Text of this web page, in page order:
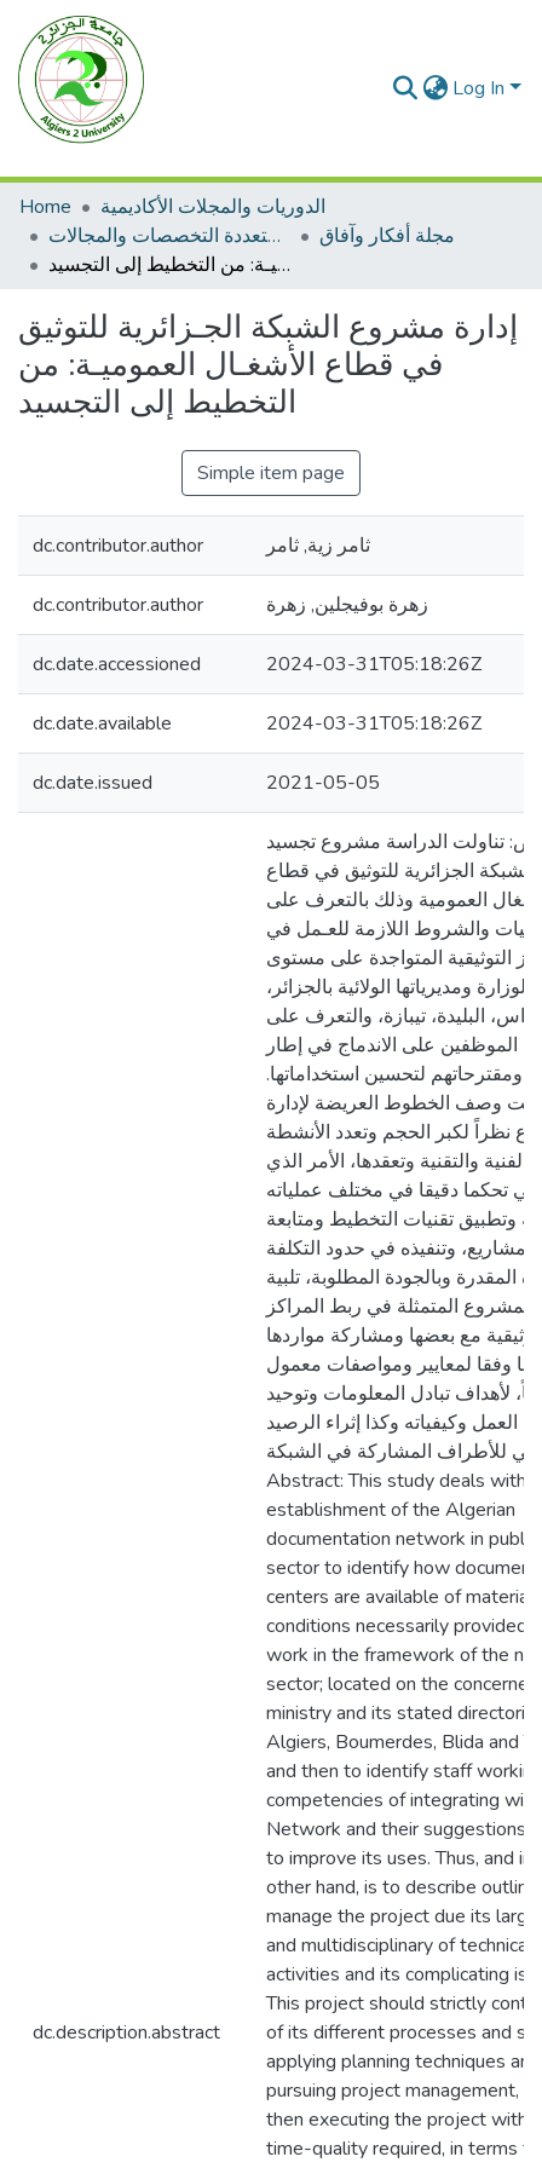
Log In
Home
الدوريات والمجلات الأكاديمية
مجلات متعددة التخصصات والمجالات
مجلة أفكار وآفاق
إدارة مشروع الشبكة الجـزائرية للتوثيق في قطاع الأشغـال العموميـة: من التخطيط إلى التجسيد
إدارة مشروع الشبكة الجـزائرية للتوثيق
في قطاع الأشغـال العموميـة: من
التخطيط إلى التجسيد
Simple item page
dc.contributor.author ثامر زية, ثامر
dc.contributor.author زهرة بوفيجلين, زهرة
dc.date.accessioned 2024-03-31T05:18:26Z
dc.date.available 2024-03-31T05:18:26Z
dc.date.issued 2021-05-05
dc.description.abstract
تناولت الدراسة مشروع تجسيد
الشبكة الجزائرية للتوثيق في قطاع
العمومية وذلك بالتعرف على
والشروط اللازمة للعـمل في
التوثيقية المتواجدة على مستوى
الوزارة ومديرياتها الولائية بالجزائر،
البليدة، تيبازة، والتعرف على
الموظفين على الاندماج في إطار
ومقترحاتهم لتحسين استخداماتها.
وصف الخطوط العريضة لإدارة
نظراً لكبر الحجم وتعدد الأنشطة
الفنية والتقنية وتعقدها، الأمر الذي
تحكما دقيقا في مختلف عملياته
وتطبيق تقنيات التخطيط ومتابعة
المشاريع، وتنفيذه في حدود التكلفة
المقدرة وبالجودة المطلوبة، تلبية
المشروع المتمثلة في ربط المراكز
مع بعضها ومشاركة مواردها
وفقا لمعايير ومواصفات معمول
لأهداف تبادل المعلومات وتوحيد
العمل وكيفياته وكذا إثراء الرصيد
للأطراف المشاركة في الشبكة.
Abstract: This study deals with
establishment of the Algerian
documentation network in
sector to identify how
centers are available of
conditions necessarily provided
work in the framework of the
sector; located on the concerned
ministry and its stated
Algiers, Boumerdes, Blida and
and then to identify staff working
competencies of integrating
Network and their suggestions
to improve its uses. Thus, and in
other hand, is to describe
manage the project due its
and multidisciplinary of technical
activities and its complicating
This project should strictly
of its different processes and
applying planning techniques and
pursuing project management,
then executing the project
time-quality required, in terms to